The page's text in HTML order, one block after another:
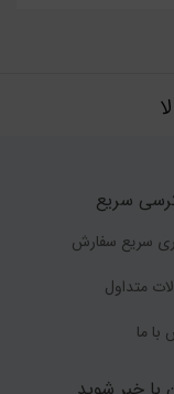
سریع
سریع سفارش
متداول
با ما
خبر شوید